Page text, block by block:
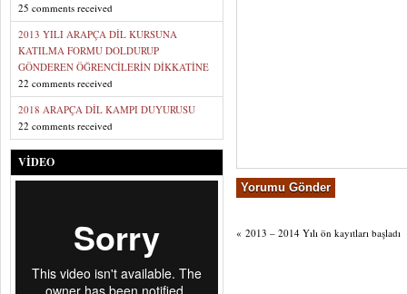
25 comments received
2013 YILI ARAPÇA DİL KURSUNA
KATILMA FORMU DOLDURUP
GÖNDEREN ÖĞRENCİLERİN DİKKATİNE
22 comments received
2018 ARAPÇA DİL KAMPI DUYURUSU
22 comments received
VIDEO
« 2013 – 2014 Yılı ön kayıtları başladı